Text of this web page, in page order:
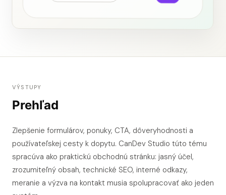
VÝSTUPY
Prehľad
Zlepšenie formulárov, ponuky, CTA, dôveryhodnosti a
používateľskej cesty k dopytu. CanDev Studio túto tému
spracúva ako praktickú obchodnú stránku: jasný účel,
zrozumiteľný obsah, technické SEO, interné odkazy,
meranie a výzva na kontakt musia spolupracovať ako jeden